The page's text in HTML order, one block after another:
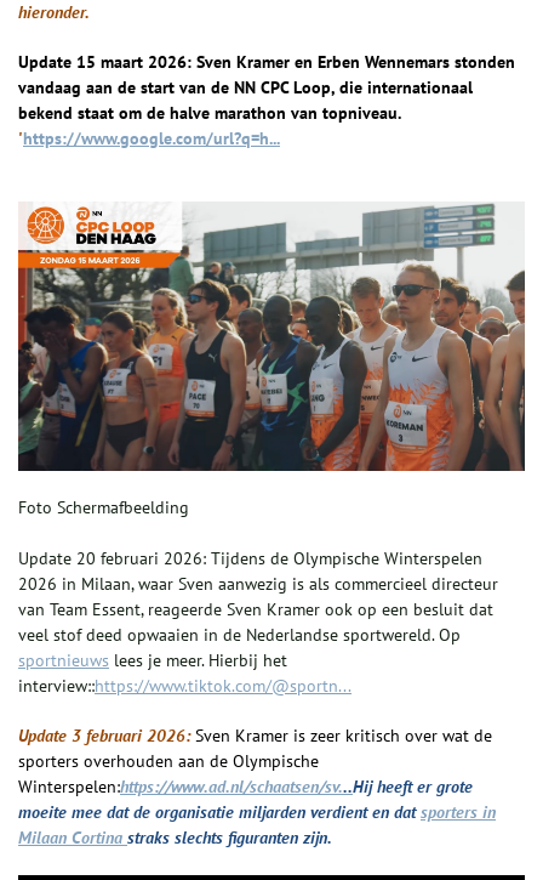
hieronder.
Update 15 maart 2026: Sven Kramer en Erben Wennemars stonden
vandaag aan de start van de NN CPC Loop, die internationaal
bekend staat om de halve marathon van topniveau.
'https://www.google.com/url?q=h...
Foto Schermafbeelding
Update 20 februari 2026: Tijdens de Olympische Winterspelen
2026 in Milaan, waar Sven aanwezig is als commercieel directeur
van Team Essent, reageerde Sven Kramer ook op een besluit dat
veel stof deed opwaaien in de Nederlandse sportwereld. Op
sportnieuws lees je meer. Hierbij het
interview::https://www.tiktok.com/@sportn...
Update 3 februari 2026:Sven Kramer is zeer kritisch over wat de
sporters overhouden aan de Olympische
Winterspelen:https://www.ad.nl/schaatsen/sv...Hij heeft er grote
moeite mee dat de organisatie miljarden verdient en datsporters in
Milaan Cortina straks slechts figuranten zijn.